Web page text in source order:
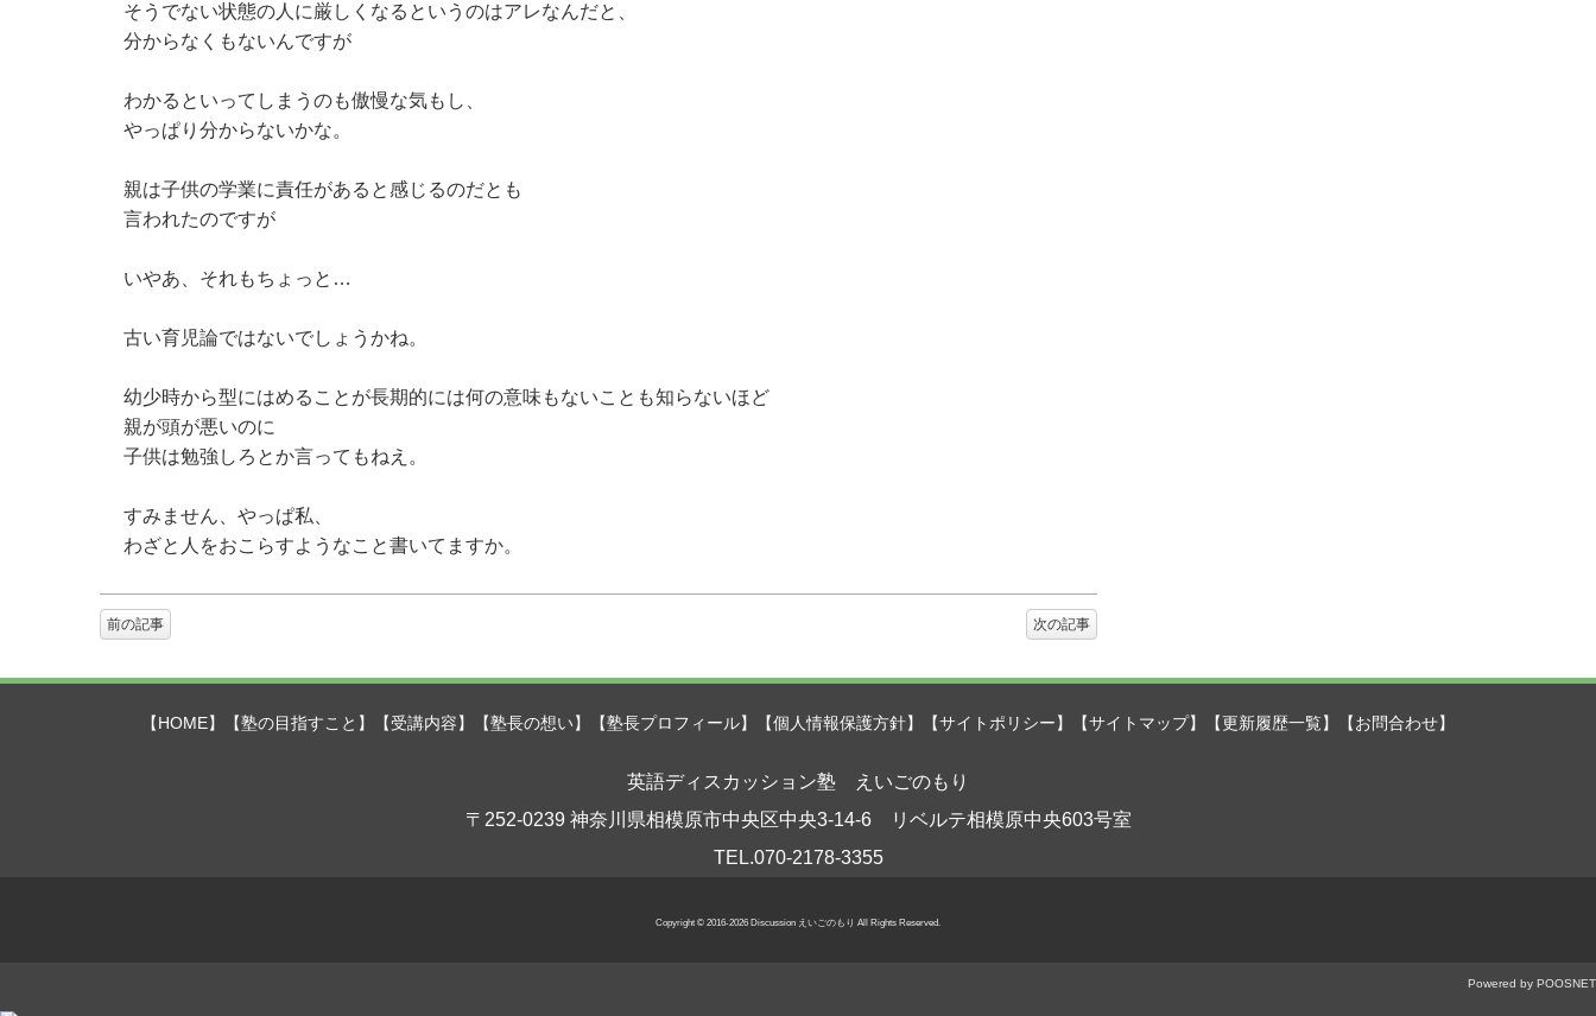
そうでない状態の人に厳しくなるというのはアレなんだと、
分からなくもないんですが
わかるといってしまうのも傲慢な気もし、
やっぱり分からないかな。
親は子供の学業に責任があると感じるのだとも
言われたのですが
いやあ、それもちょっと…
古い育児論ではないでしょうかね。
幼少時から型にはめることが長期的には何の意味もないことも知らないほど
親が頭が悪いのに
子供は勉強しろとか言ってもねえ。
すみません、やっぱ私、
わざと人をおこらすようなこと書いてますか。
前の記事 次の記事
【HOME】 【塾の目指すこと】 【受講内容】 【塾長の想い】 【塾長プロフィール】 【個人情報保護方針】 【サイトポリシー】 【サイトマップ】 【更新履歴一覧】 【お問合わせ】
英語ディスカッション塾 えいごのもり
〒252-0239 神奈川県相模原市中央区中央3-14-6 リベルテ相模原中央603号室
TEL.070-2178-3355
Copyright © 2016-2026 Discussion えいごのもり All Rights Reserved.
Powered by POOSNET